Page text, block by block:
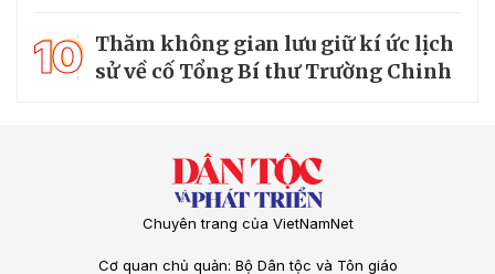
10 Thăm không gian lưu giữ kí ức lịch
sử về cố Tổng Bí thư Trường Chinh
Chuyên trang của VietNamNet
Cơ quan chủ quản: Bộ Dân tộc và Tôn giáo